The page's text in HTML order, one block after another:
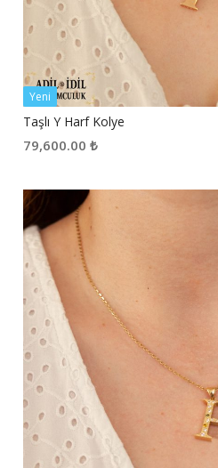
Yeni
Taşlı Y Harf Kolye
79,600.00 ₺